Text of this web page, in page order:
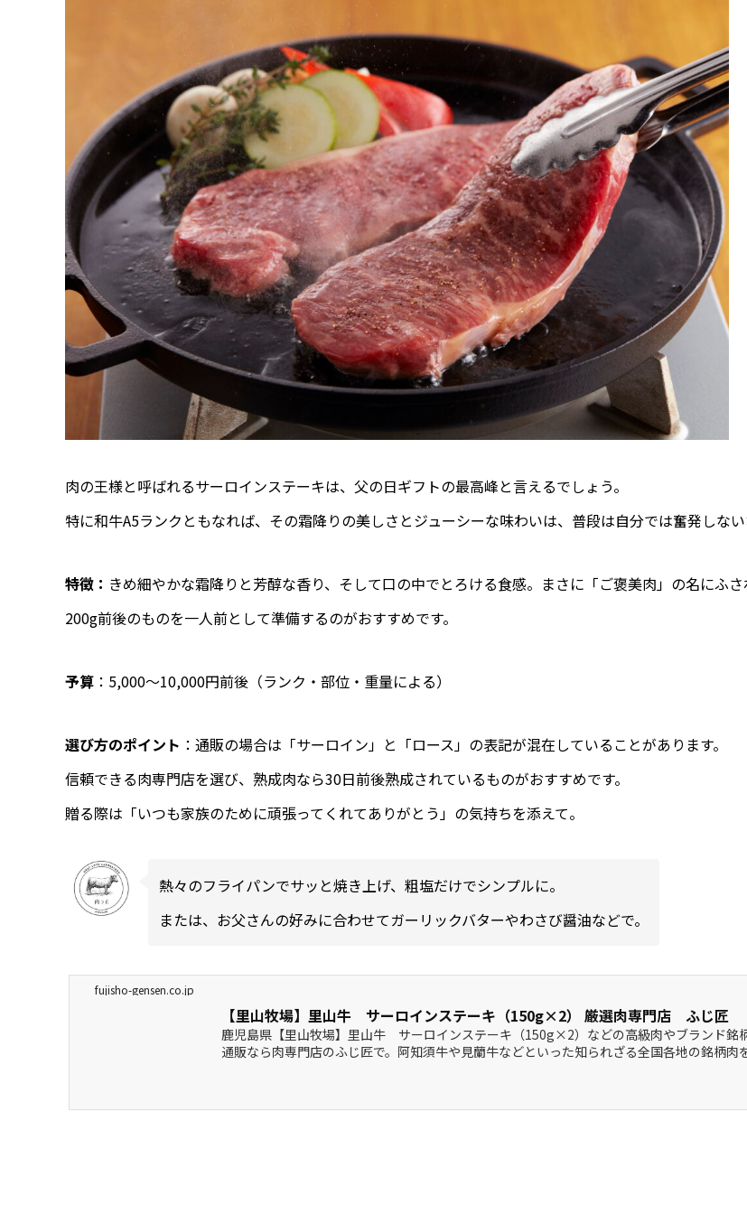
肉の王様と呼ばれるサーロインステーキは、父の日ギフトの最高峰と言えるでしょう。
特に和牛A5ランクともなれば、その霜降りの美しさとジューシーな味わいは、普段は自分では奮発しない
特徴： きめ細やかな霜降りと芳醇な香り、そして口の中でとろける食感。まさに「ご褒美肉」の名にふさ
200g前後のものを一人前として準備するのがおすすめです。
予算 ：5,000〜10,000円前後（ランク・部位・重量による）
選び方のポイント ：通販の場合は「サーロイン」と「ロース」の表記が混在していることがあります。
信頼できる肉専門店を選び、熟成肉なら30日前後熟成されているものがおすすめです。
贈る際は「いつも家族のために頑張ってくれてありがとう」の気持ちを添えて。
熱々のフライパンでサッと焼き上げ、粗塩だけでシンプルに。
または、お父さんの好みに合わせてガーリックバターやわさび醤油などで。
fujisho-gensen.co.jp
【里山牧場】里山牛 サーロインステーキ（150g×2） 厳選肉専門店 ふじ匠
鹿児島県【里山牧場】里山牛 サーロインステーキ（150g×2）などの高級肉やブランド銘
通販なら肉専門店のふじ匠で。阿知須牛や見蘭牛などといった知られざる全国各地の銘柄肉